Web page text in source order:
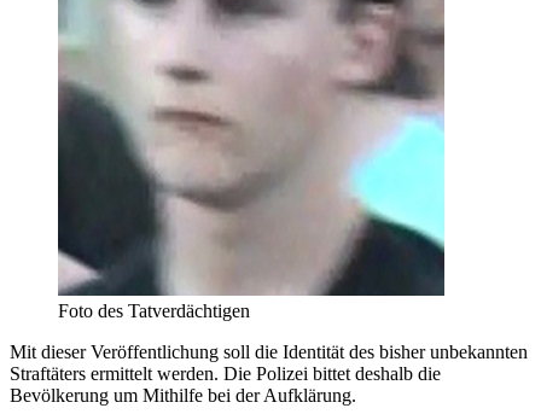
Foto des Tatverdächtigen
Mit dieser Veröffentlichung soll die Identität des bisher unbekannten
Straftäters ermittelt werden. Die Polizei bittet deshalb die
Bevölkerung um Mithilfe bei der Aufklärung.